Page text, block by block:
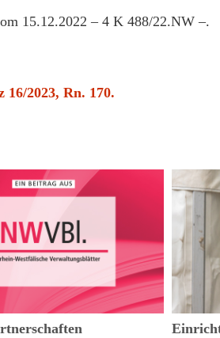
15.12.2022 – 4 K 488/22.NW –.
16/2023, Rn. 170.